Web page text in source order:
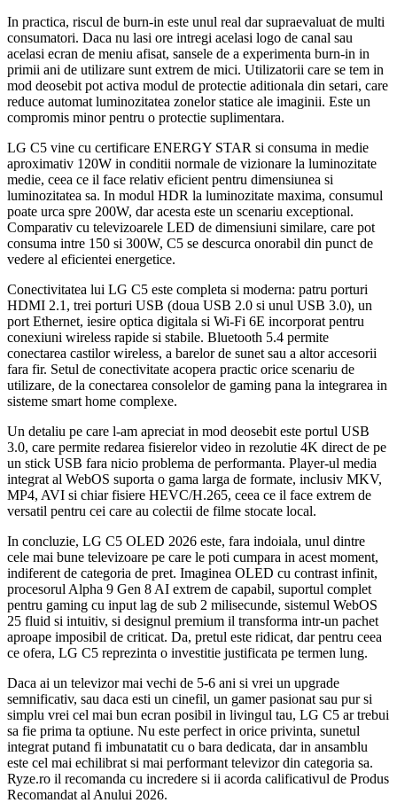
In practica, riscul de burn-in este unul real dar supraevaluat de multi
consumatori. Daca nu lasi ore intregi acelasi logo de canal sau
acelasi ecran de meniu afisat, sansele de a experimenta burn-in in
primii ani de utilizare sunt extrem de mici. Utilizatorii care se tem in
mod deosebit pot activa modul de protectie aditionala din setari, care
reduce automat luminozitatea zonelor statice ale imaginii. Este un
compromis minor pentru o protectie suplimentara.
LG C5 vine cu certificare ENERGY STAR si consuma in medie
aproximativ 120W in conditii normale de vizionare la luminozitate
medie, ceea ce il face relativ eficient pentru dimensiunea si
luminozitatea sa. In modul HDR la luminozitate maxima, consumul
poate urca spre 200W, dar acesta este un scenariu exceptional.
Comparativ cu televizoarele LED de dimensiuni similare, care pot
consuma intre 150 si 300W, C5 se descurca onorabil din punct de
vedere al eficientei energetice.
Conectivitatea lui LG C5 este completa si moderna: patru porturi
HDMI 2.1, trei porturi USB (doua USB 2.0 si unul USB 3.0), un
port Ethernet, iesire optica digitala si Wi-Fi 6E incorporat pentru
conexiuni wireless rapide si stabile. Bluetooth 5.4 permite
conectarea castilor wireless, a barelor de sunet sau a altor accesorii
fara fir. Setul de conectivitate acopera practic orice scenariu de
utilizare, de la conectarea consolelor de gaming pana la integrarea in
sisteme smart home complexe.
Un detaliu pe care l-am apreciat in mod deosebit este portul USB
3.0, care permite redarea fisierelor video in rezolutie 4K direct de pe
un stick USB fara nicio problema de performanta. Player-ul media
integrat al WebOS suporta o gama larga de formate, inclusiv MKV,
MP4, AVI si chiar fisiere HEVC/H.265, ceea ce il face extrem de
versatil pentru cei care au colectii de filme stocate local.
In concluzie, LG C5 OLED 2026 este, fara indoiala, unul dintre
cele mai bune televizoare pe care le poti cumpara in acest moment,
indiferent de categoria de pret. Imaginea OLED cu contrast infinit,
procesorul Alpha 9 Gen 8 AI extrem de capabil, suportul complet
pentru gaming cu input lag de sub 2 milisecunde, sistemul WebOS
25 fluid si intuitiv, si designul premium il transforma intr-un pachet
aproape imposibil de criticat. Da, pretul este ridicat, dar pentru ceea
ce ofera, LG C5 reprezinta o investitie justificata pe termen lung.
Daca ai un televizor mai vechi de 5-6 ani si vrei un upgrade
semnificativ, sau daca esti un cinefil, un gamer pasionat sau pur si
simplu vrei cel mai bun ecran posibil in livingul tau, LG C5 ar trebui
sa fie prima ta optiune. Nu este perfect in orice privinta, sunetul
integrat putand fi imbunatatit cu o bara dedicata, dar in ansamblu
este cel mai echilibrat si mai performant televizor din categoria sa.
Ryze.ro il recomanda cu incredere si ii acorda calificativul de Produs
Recomandat al Anului 2026.